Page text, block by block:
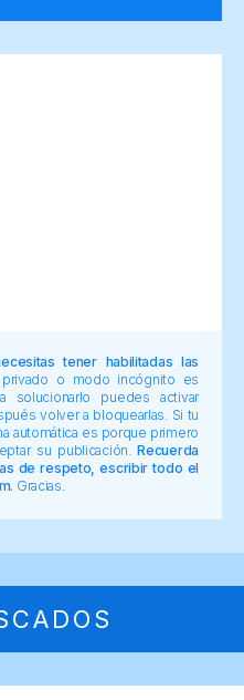
tener habilitadas las
o modo incógnito es
solucionarlo puedes activar
volver a bloquearlas. Si tu
automática es porque primero
su publicación.Recuerda
de respeto, escribir todo el
Gracias.